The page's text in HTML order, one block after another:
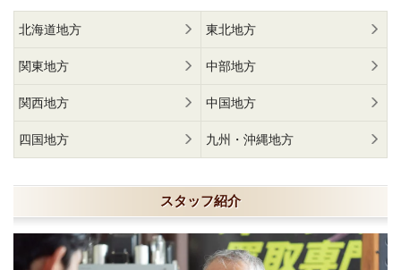
北海道地方 東北地方
関東地方 中部地方
関西地方 中国地方
四国地方 九州・沖縄地方
スタッフ紹介